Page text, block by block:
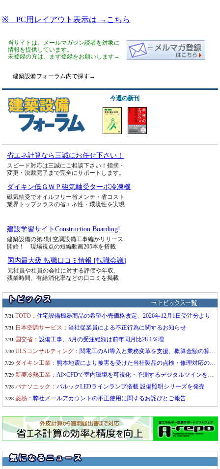
※ PC用レイアウト表示は →こちら
当サイトは、メールマガジン読者を対象に
情報を提供しています。
未登録の方は、まず登録をお願いします→
建築設備フォーラム内で探す→
今週の新刊
省エネ計算なら三誠にお任せ下さい！
スピード対応は三誠にご相談下さい！指摘・
変更・決裁完了まで完全にサポートします。
ダイキン低ＧＷＰ磁気軸受ターボ冷凍機
磁気軸受でオイルフリー省メンテ・省コスト
業界トップクラスの省エネ性・環境性を実現
建設学習サイトConstruction Boarding!
建築設備の第2期 空調設備工事編がリリース
開始！ 現場視点の短編動画205本を搭載
国内最大級 転職口コミ情報 [転職会議]
元社員や社員の会社に対する評価や年収、
残業時間、有給消化率などの口コミを掲載
7/31 TOTO：住宅設備機器商品の希望小売価格改定、2026年12月1日受注分より
7/31 日本空調サービス： 当社従業員による不正行為に関するお知らせ
7/31 国交省：設備工事、5月の受注総額は前年同月比28.1％増
7/30 ULSコンサルティング： 関電工のAI導入と業務変革を支援、概算金額の算出時間を短縮
7/29 ダイキン工業：熊本地震により被害を受けた当社製品の点検・修理対応のご案内
7/29 新菱冷熱工業：AI×CFDで室内環境を可視化・予測するデジタルツインを開発
7/28 パナソニック：パルックLEDラインランプ搭載 設備照明シリーズを発売
7/28 菱熱：弊社メールアカウントの不正使用に関するお詫びとご報告
7/26 HONU：ホテル客室の「気流チェック」を全施工の標準工程に
7/24環境共創イニシアチブ：和8年度ZEB実証事業の二次公募を実施します
7/23竹中工務店：手洗いに適した温水を供給する、低温給湯システム「ぬく水」を開発